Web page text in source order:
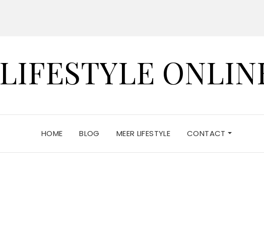
LIFESTYLE
HOME BLOG MEER LIFESTYLE CONTACT